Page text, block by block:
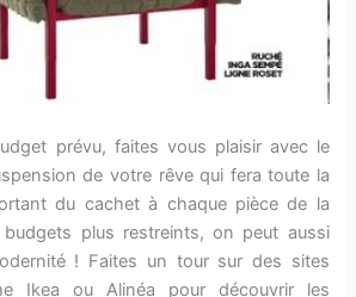
prévu, faites vous plaisir avec le
de votre rêve qui fera toute la
du cachet à chaque pièce de la
plus restreints, on peut aussi
! Faites un tour sur des sites
Ikea ou Alinéa pour découvrir les